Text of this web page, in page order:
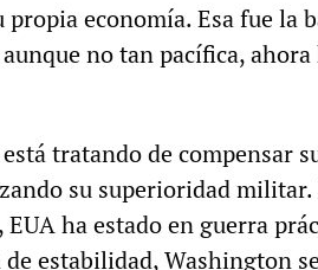
economía. Esa fue la
no tan pacífica,
tratando de compensar
su superioridad militar.
EUA ha estado en guerra
estabilidad, Washington